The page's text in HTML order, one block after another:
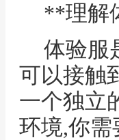
**理解
体验服
可以接触
一个独立
环境,你